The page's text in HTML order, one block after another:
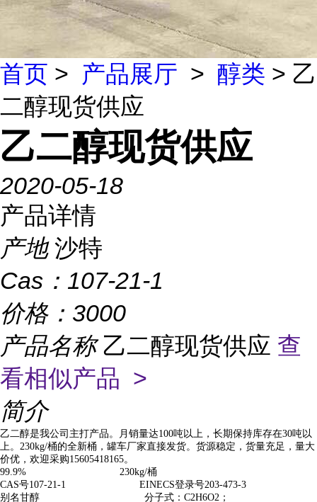
首页 > 产品展厅 > 醇类 > 乙
二醇现货供应
乙二醇现货供应
2020-05-18
产品详情
产地 沙特
Cas： 107-21-1
价格： 3000
产品名称乙二醇现货供应 查
看相似产品 >
简介
乙二醇是我公司主打产品。月销量达100吨以上，长期保持库存在30吨以
上。230kg/桶的全新桶，罐车厂家直接发货。货源稳定，货量充足，量大
价优，欢迎采购15605418165。
99.9% 230kg/桶
CAS号107-21-1 EINECS登录号203-473-3
别名甘醇 分子式：C2H6O2；